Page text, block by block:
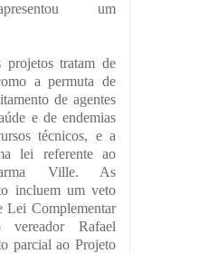
um
tratam de
a permuta de
de agentes
e de endemias
técnicos, e a
lei referente ao
Ville. As
incluem um veto
Lei Complementar
Rafael
parcial ao Projeto